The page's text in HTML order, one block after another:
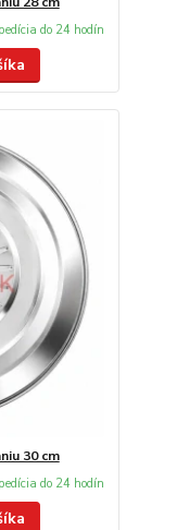
do 24 hodín
30 cm
do 24 hodín